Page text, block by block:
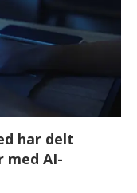
har delt
med AI-